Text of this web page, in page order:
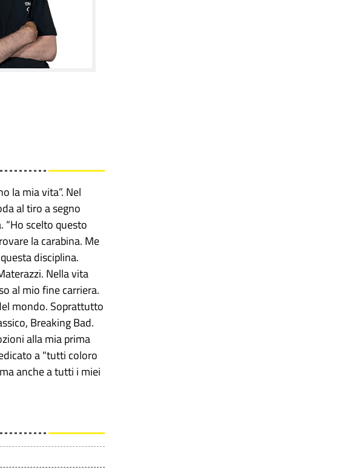
la mia vita”. Nel
al tiro a segno
“Ho scelto questo
la carabina. Me
disciplina.
Nella vita
al mio fine carriera.
mondo. Soprattutto
Breaking Bad.
alla mia prima
a "tutti coloro
anche a tutti i miei